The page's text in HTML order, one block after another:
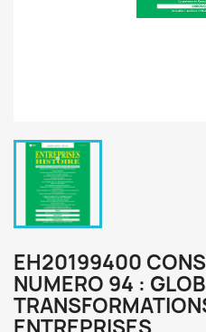
EH20199400
NUMERO 94 :